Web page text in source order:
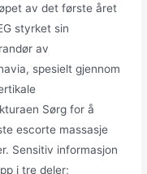
av det første året
styrket sin
av
spesielt gjennom
Sørg for å
escorte massasje
Sensitiv informasjon
i tre deler;